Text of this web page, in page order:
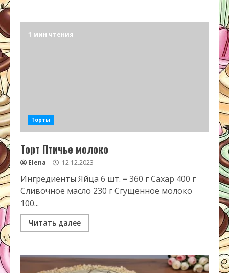
1 мин чтения
Торты
Торт Птичье молоко
Elena 12.12.2023
Ингредиенты Яйца 6 шт. = 360 г Сахар 400 г
Сливочное масло 230 г Сгущенное молоко
100...
Читать далее